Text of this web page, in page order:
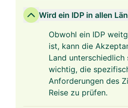
Wird ein IDP in allen
Obwohl ein IDP
ist, kann die
Land unterschiedlich
wichtig, die
Anforderungen des
Reise zu prüfen.